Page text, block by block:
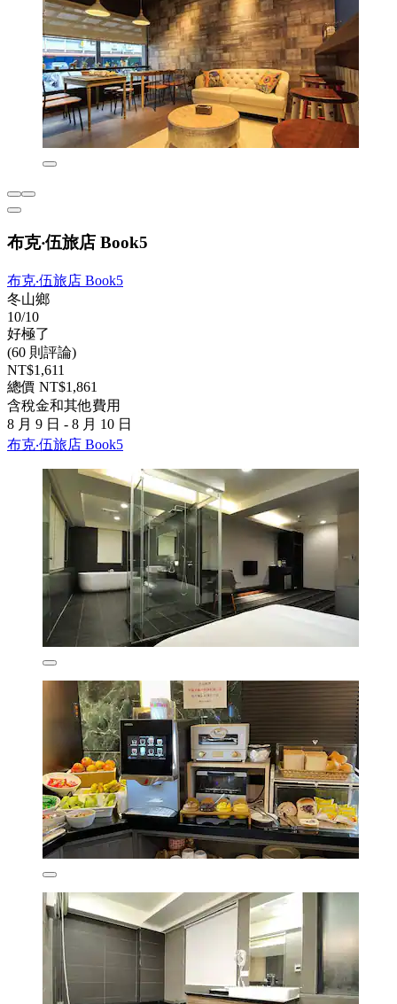
布克‧伍旅店 Book5
布克‧伍旅店 Book5
冬山鄉
10/10
好極了
(60 則評論)
NT$1,611
總價 NT$1,861
含稅金和其他費用
8 月 9 日 - 8 月 10 日
布克‧伍旅店 Book5